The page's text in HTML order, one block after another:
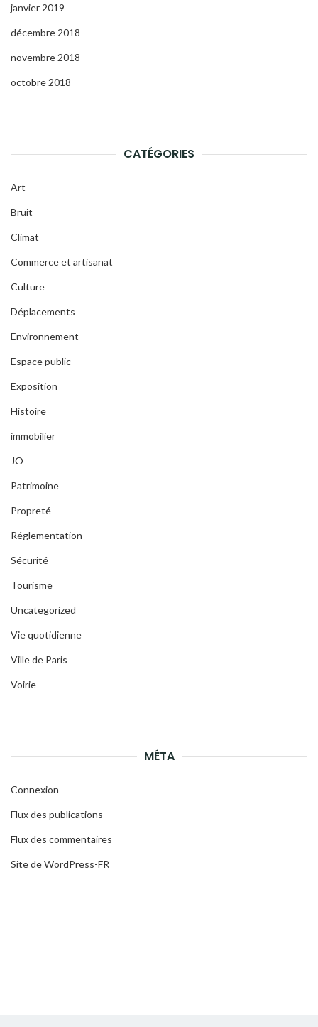
janvier 2019
décembre 2018
novembre 2018
octobre 2018
CATÉGORIES
Art
Bruit
Climat
Commerce et artisanat
Culture
Déplacements
Environnement
Espace public
Exposition
Histoire
immobilier
JO
Patrimoine
Propreté
Réglementation
Sécurité
Tourisme
Uncategorized
Vie quotidienne
Ville de Paris
Voirie
MÉTA
Connexion
Flux des publications
Flux des commentaires
Site de WordPress-FR